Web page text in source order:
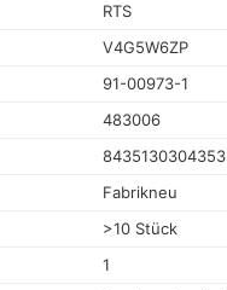
RTS
V4G5W6ZP
91-00973-1
483006
8435130304353
Fabrikneu
>10 Stück
1